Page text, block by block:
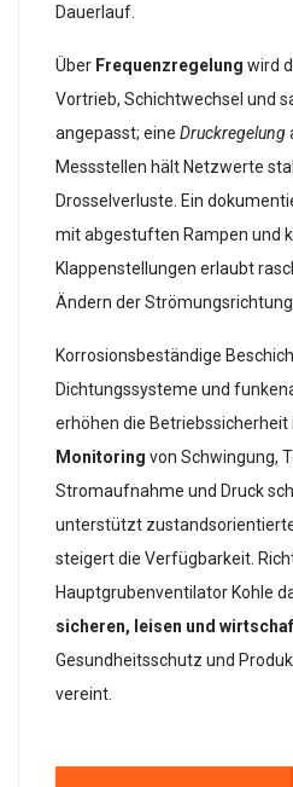
Dauerlauf.
Über Frequenzregelung wird
Vortrieb, Schichtwechsel und
angepasst; eine Druckregelung
Messstellen hält Netzwerte
Drosselverluste. Ein
mit abgestuften Rampen und
Klappenstellungen erlaubt
Ändern der Strömungsrichtung
Korrosionsbeständige
Dichtungssysteme und
erhöhen die Betriebssicherheit
Monitoring von Schwingung,
Stromaufnahme und Druck
unterstützt
steigert die Verfügbarkeit.
Hauptgrubenventilator Kohle
sicheren, leisen und
Gesundheitsschutz und
vereint.